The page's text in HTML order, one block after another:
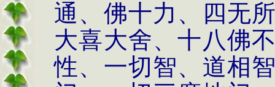
通、佛十力、四无
大喜大舍、十八佛
性、一切智、道相